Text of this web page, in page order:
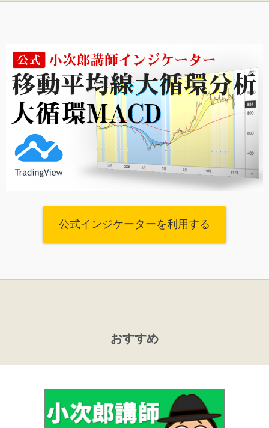
公式インジケーターを利用する
おすすめ